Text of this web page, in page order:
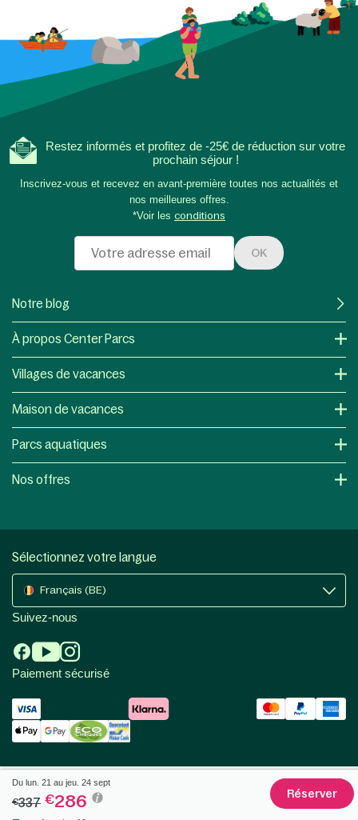
Du lun. 21 au jeu. 24 sept
€337 €286 Réserver
Restez informés et profitez de -25€ de réduction sur votre
prochain séjour !
Inscrivez-vous et recevez en avant-première toutes nos actualités et
nos meilleures offres.
*Voir les conditions
OK
Notre blog
À propos Center Parcs
Villages de vacances
Maison de vacances
Parcs aquatiques
Nos offres
Sélectionnez votre langue
Français (BE)
Suivez-nous
Paiement sécurisé